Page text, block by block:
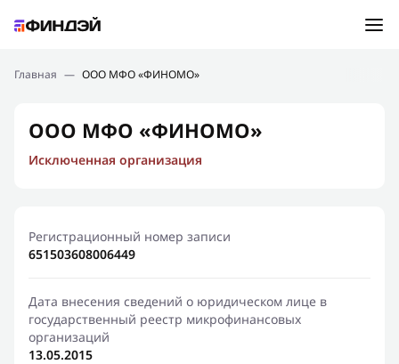
Подбор займа
Новости
Финансовое просвещение
Главная — ООО МФО «ФИНОМО»
ООО МФО «ФИНОМО»
Исключенная организация
Регистрационный номер записи
651503608006449
Дата внесения сведений о юридическом лице в
государственный реестр микрофинансовых
организаций
13.05.2015
Ошибка:Контактная форма не найдена.
Спасибо, что написали нам
Мы свяжемся с Вами в ближайшее время и сообщим
результат
Отправить новый запрос